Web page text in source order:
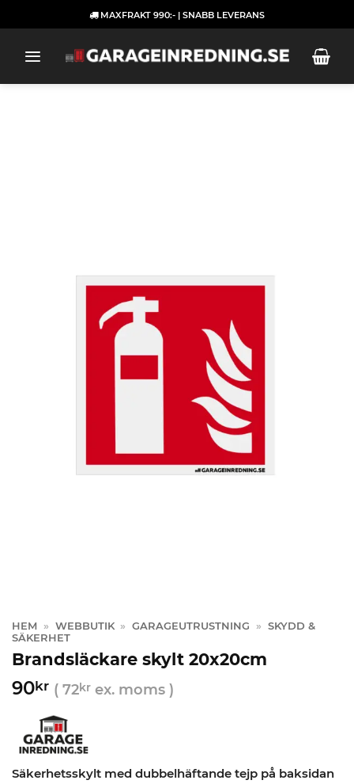
to
MAXFRAKT 990:- | SNABB LEVERANS
HEM » WEBBUTIK » GARAGEUTRUSTNING » SKYDD &
SÄKERHET
Brandsläckare skylt 20x20cm
90kr ( 72kr ex. moms )
Säkerhetsskylt med dubbelhäftande tejp på baksidan